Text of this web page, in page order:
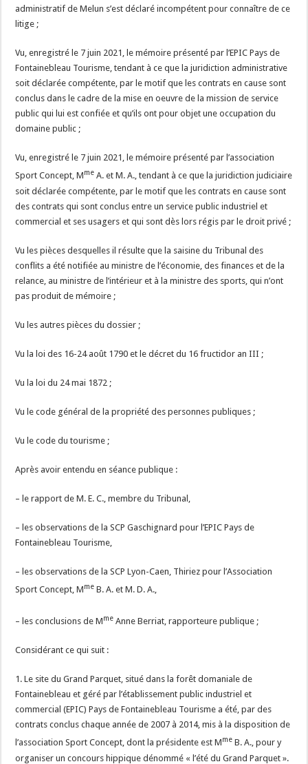
administratif de Melun s’est déclaré incompétent pour connaître de ce
litige ;
Vu, enregistré le 7 juin 2021, le mémoire présenté par l’EPIC Pays de
Fontainebleau Tourisme, tendant à ce que la juridiction administrative
soit déclarée compétente, par le motif que les contrats en cause sont
conclus dans le cadre de la mise en oeuvre de la mission de service
public qui lui est confiée et qu’ils ont pour objet une occupation du
domaine public ;
Vu, enregistré le 7 juin 2021, le mémoire présenté par l’association
Sport Concept, Mme A. et M. A., tendant à ce que la juridiction judiciaire
soit déclarée compétente, par le motif que les contrats en cause sont
des contrats qui sont conclus entre un service public industriel et
commercial et ses usagers et qui sont dès lors régis par le droit privé ;
Vu les pièces desquelles il résulte que la saisine du Tribunal des
conflits a été notifiée au ministre de l’économie, des finances et de la
relance, au ministre de l’intérieur et à la ministre des sports, qui n’ont
pas produit de mémoire ;
Vu les autres pièces du dossier ;
Vu la loi des 16-24 août 1790 et le décret du 16 fructidor an III ;
Vu la loi du 24 mai 1872 ;
Vu le code général de la propriété des personnes publiques ;
Vu le code du tourisme ;
Après avoir entendu en séance publique :
– le rapport de M. E. C., membre du Tribunal,
– les observations de la SCP Gaschignard pour l’EPIC Pays de
Fontainebleau Tourisme,
– les observations de la SCP Lyon-Caen, Thiriez pour l’Association
Sport Concept, Mme B. A. et M. D. A.,
– les conclusions de Mme Anne Berriat, rapporteure publique ;
Considérant ce qui suit :
1. Le site du Grand Parquet, situé dans la forêt domaniale de
Fontainebleau et géré par l’établissement public industriel et
commercial (EPIC) Pays de Fontainebleau Tourisme a été, par des
contrats conclus chaque année de 2007 à 2014, mis à la disposition de
l’association Sport Concept, dont la présidente est Mme B. A., pour y
organiser un concours hippique dénommé « l’été du Grand Parquet ».